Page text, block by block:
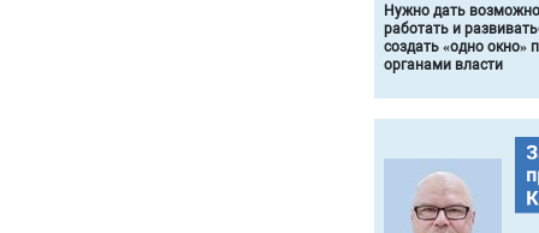
Нужно дать
работать и
создать «одно окно»
органами власти